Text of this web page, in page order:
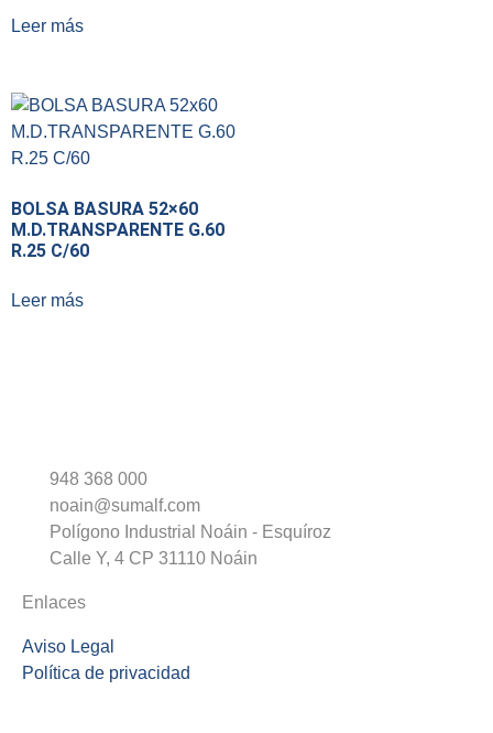
Leer más
BOLSA BASURA 52×60
M.D.TRANSPARENTE G.60
R.25 C/60
Leer más
948 368 000
noain@sumalf.com
Polígono Industrial Noáin - Esquíroz
Calle Y, 4 CP 31110 Noáin
Enlaces
Aviso Legal
Política de privacidad